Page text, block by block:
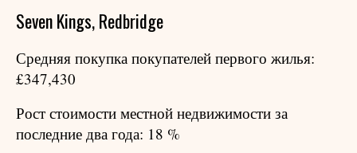
Seven Kings, Redbridge
Средняя покупка покупателей первого жилья:
£347,430
Рост стоимости местной недвижимости за
последние два года: 18 %